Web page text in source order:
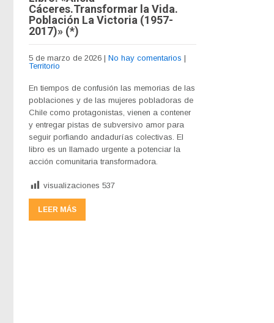
Cáceres.Transformar la Vida.
Población La Victoria (1957-
2017)» (*)
5 de marzo de 2026 | No hay comentarios |
Territorio
En tiempos de confusión las memorias de las
poblaciones y de las mujeres pobladoras de
Chile como protagonistas, vienen a contener
y entregar pistas de subversivo amor para
seguir porfiando andadurías colectivas. El
libro es un llamado urgente a potenciar la
acción comunitaria transformadora.
visualizaciones 537
LEER MÁS